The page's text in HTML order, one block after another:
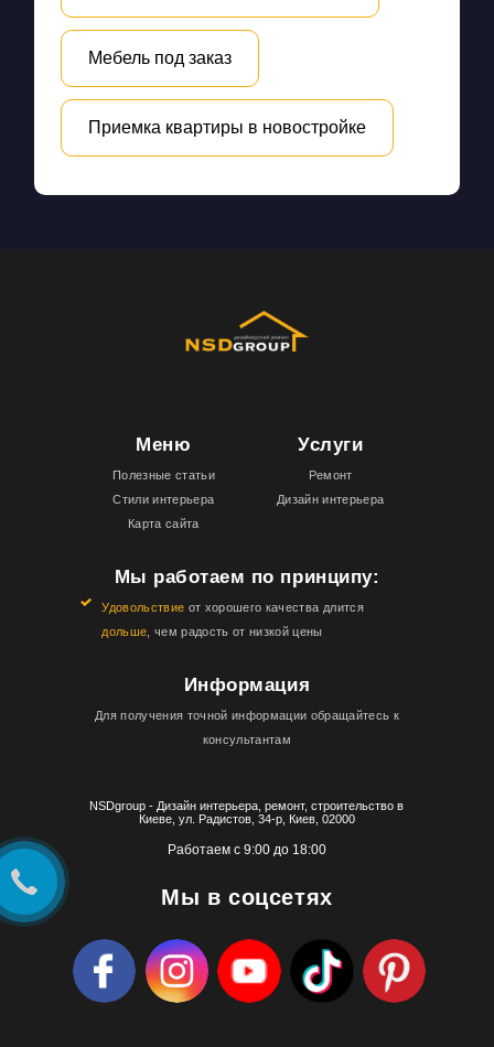
Мебель под заказ
Приемка квартиры в новостройке
NSDgroup - Дизайн интерьера, ремонт, строительство в
Киеве, ул. Радистов, 34-р, Киев, 02000
Работаем с 9:00 до 18:00
Мы в соцсетях
Меню
Полезные статьи
Стили интерьера
Карта сайта
Услуги
Ремонт
Дизайн интерьера
Мы работаем по принципу:
Удовольствие от хорошего качества длится
дольше, чем радость от низкой цены
Информация
Для получения точной информации обращайтесь к
консультантам